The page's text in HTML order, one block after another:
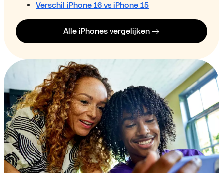
Verschil iPhone 16 vs iPhone 15
Alle iPhones vergelijken